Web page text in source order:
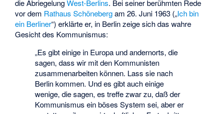
die AbriegelungWest-Berlins. Bei seiner berühmten Rede
vor dem Rathaus Schönebergam 26. Juni 1963 („Ich bin
ein Berliner“) erklärte er, in Berlin zeige sich das wahre
Gesicht des Kommunismus:
„Es gibt einige in Europa und andernorts, die
sagen, dass wir mit den Kommunisten
zusammenarbeiten können. Lass sie nach
Berlin kommen. Und es gibt auch einige
wenige, die sagen, es treffe zwar zu, daß der
Kommunismus ein böses System sei, aber er